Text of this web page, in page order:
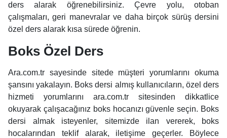
ders alarak öğrenebilirsiniz. Çevre yolu, otoban
çalışmaları, geri manevralar ve daha birçok sürüş dersini
özel ders alarak kısa sürede öğrenin.
Boks Özel Ders
Ara.com.tr sayesinde sitede müşteri yorumlarını okuma
şansını yakalayın. Boks dersi almış kullanıcıların, özel ders
hizmeti yorumlarını ara.com.tr sitesinden dikkatlice
okuyarak çalışacağınız boks hocanızı güvenle seçin. Boks
dersi almak isteyenler, sitemizde ilan vererek, boks
hocalarından teklif alarak, iletişime geçerler. Böylece